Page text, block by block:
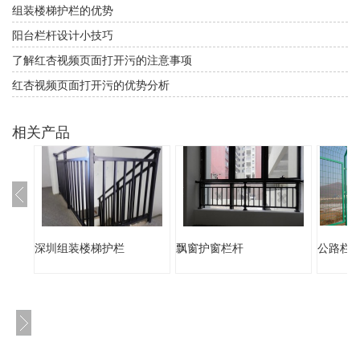
组装楼梯护栏的优势
阳台栏杆设计小技巧
了解红杏视频页面打开污的注意事项
红杏视频页面打开污的优势分析
相关产品
深圳组装楼梯护栏 飘窗护窗栏杆 公路栏